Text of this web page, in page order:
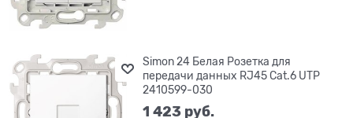
Simon 24 Белая Розетка для
передачи данных RJ45 Cat.6 UTP
2410599-030
1 423 руб.